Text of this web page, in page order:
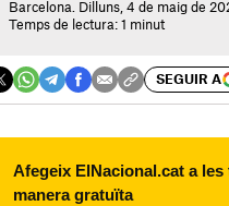
Barcelona. Dilluns, 4 de maig de
Temps de lectura: 1 minut
SEGUIR A
Afegeix ElNacional.cat a
manera gratuïta